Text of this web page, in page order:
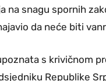
na snagu spornih
da neće biti
s krivičnom
Republike